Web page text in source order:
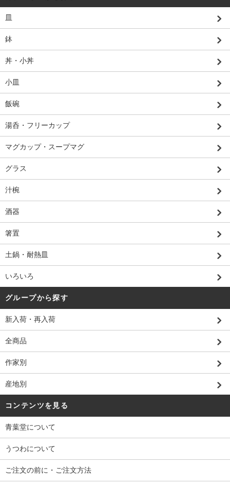
皿
鉢
丼・小丼
小皿
飯碗
湯呑・フリーカップ
マグカップ・スープマグ
グラス
汁椀
酒器
箸置
土鍋・耐熱皿
いろいろ
グループから探す
新入荷・再入荷
全商品
作家別
産地別
コンテンツを見る
青葉堂について
うつわについて
ご注文の前に・ご注文方法